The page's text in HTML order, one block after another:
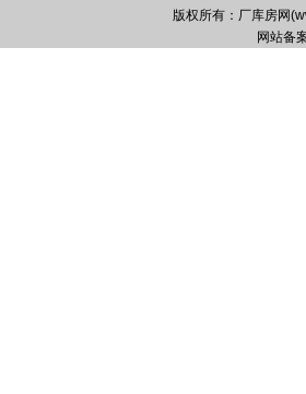
版权所有：厂库房网
网站备